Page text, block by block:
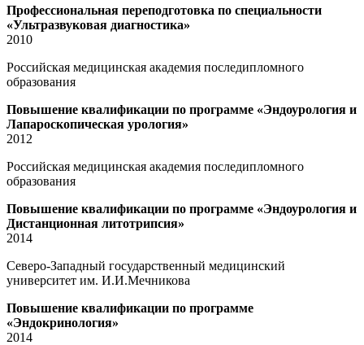
Профессиональная переподготовка по специальности
«Ультразвуковая диагностика»
2010
Российская медицинская академия последипломного
образования
Повышение квалификации по программе «Эндоурология и
Лапароскопическая урология»
2012
Российская медицинская академия последипломного
образования
Повышение квалификации по программе «Эндоурология и
Дистанционная литотрипсия»
2014
Северо-Западный государственный медицинский
университет им. И.И.Мечникова
Повышение квалификации по программе
«Эндокринология»
2014